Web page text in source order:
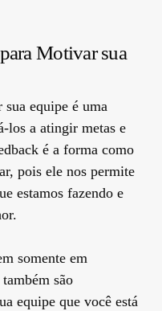
Motivar sua
equipe é uma
los a atingir metas e
é a forma como
pois ele nos permite
estamos fazendo e
somente em
são
equipe que você está